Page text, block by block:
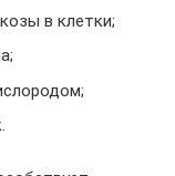
в клетки;